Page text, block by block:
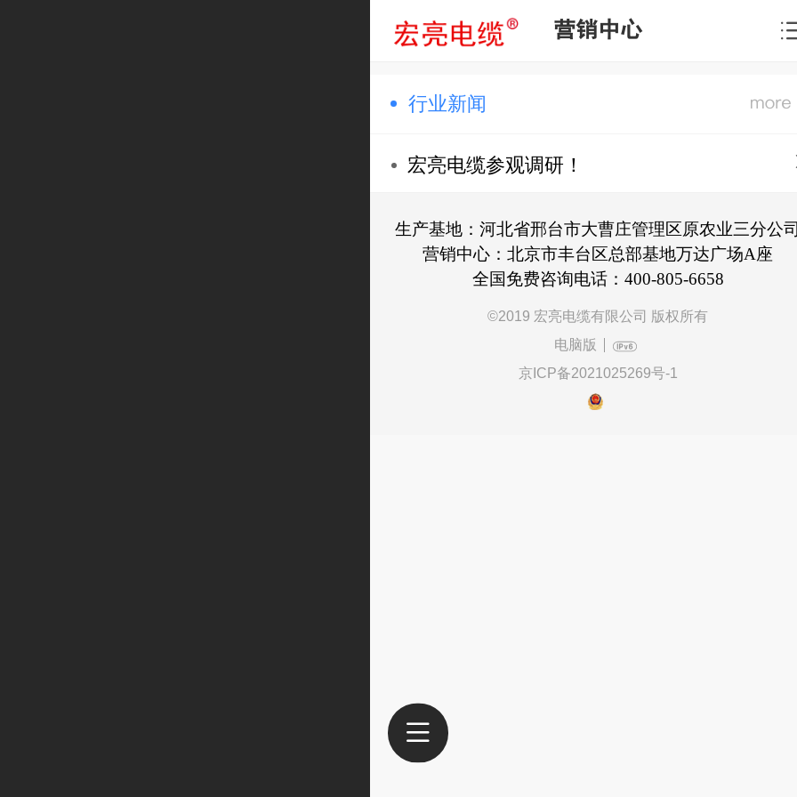
营销中心
行业新闻
宏亮电缆参观调研！
生产基地：河北省邢台市大曹庄管理区原农业三分公
营销中心：北京市丰台区总部基地万达广场A座
全国免费咨询电话：400-805-6658
©2019 宏亮电缆有限公司 版权所有
电脑版
京ICP备2021025269号-1